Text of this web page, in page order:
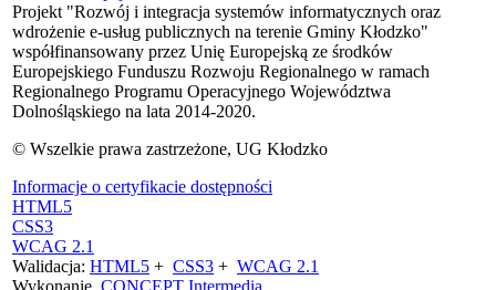
Projekt "Rozwój i integracja systemów informatycznych oraz
wdrożenie e-usług publicznych na terenie Gminy Kłodzko"
współfinansowany przez Unię Europejską ze środków
Europejskiego Funduszu Rozwoju Regionalnego w ramach
Regionalnego Programu Operacyjnego Województwa
Dolnośląskiego na lata 2014-2020.
© Wszelkie prawa zastrzeżone, UG Kłodzko
Informacje o certyfikacie dostępności
HTML5
CSS3
WCAG 2.1
Walidacja: HTML5 + CSS3 + WCAG 2.1
Wykonanie CONCEPT Intermedia